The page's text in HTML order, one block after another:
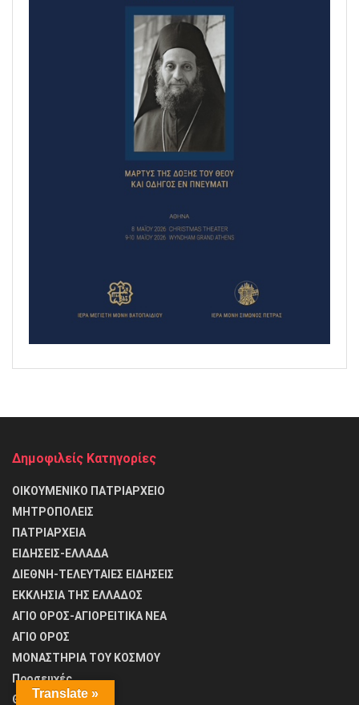
Δημοφιλείς Κατηγορίες
ΟΙΚΟΥΜΕΝΙΚΟ ΠΑΤΡΙΑΡΧΕΙΟ
ΜΗΤΡΟΠΟΛΕΙΣ
ΠΑΤΡΙΑΡΧΕΙΑ
ΕΙΔΗΣΕΙΣ-ΕΛΛΑΔΑ
ΔΙΕΘΝΗ-ΤΕΛΕΥΤΑΙΕΣ ΕΙΔΗΣΕΙΣ
ΕΚΚΛΗΣΙΑ ΤΗΣ ΕΛΛΑΔΟΣ
ΑΓΙΟ ΟΡΟΣ-ΑΓΙΟΡΕΙΤΙΚΑ ΝΕΑ
ΑΓΙΟ ΟΡΟΣ
ΜΟΝΑΣΤΗΡΙΑ ΤΟΥ ΚΟΣΜΟΥ
Προσευχές
ΘΑΥΜΑΤΑ
Translate »